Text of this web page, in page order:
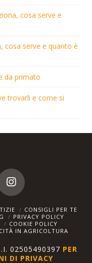
cosa serve e
cosa serve e quanto è
da primato
trovarli e come si
CONSIGLI PER TE
PRIVACY POLICY
COOKIE POLICY
IN AGRICOLTURA
02505490397 PER
DI PRIVACY